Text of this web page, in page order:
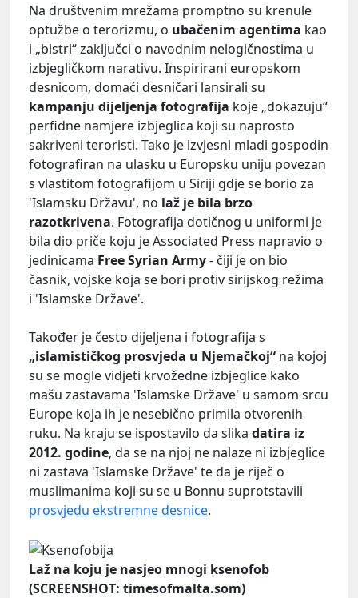
Na društvenim mrežama promptno su krenule
optužbe o terorizmu, o ubačenim agentima kao
i „bistri“ zaključci o navodnim nelogičnostima u
izbjegličkom narativu. Inspirirani europskom
desnicom, domaći desničari lansirali su
kampanju dijeljenja fotografija koje „dokazuju“
perfidne namjere izbjeglica koji su naprosto
sakriveni teroristi. Tako je izvjesni mladi gospodin
fotografiran na ulasku u Europsku uniju povezan
s vlastitom fotografijom u Siriji gdje se borio za
'Islamsku Državu', no laž je bila brzo
razotkrivena. Fotografija dotičnog u uniformi je
bila dio priče koju je Associated Press napravio o
jedinicama Free Syrian Army- čiji je on bio
časnik, vojske koja se bori protiv sirijskog režima
i 'Islamske Države'.
Također je često dijeljena i fotografija s
„islamističkog prosvjeda u Njemačkoj“ na kojoj
su se mogle vidjeti krvožedne izbjeglice kako
mašu zastavama 'Islamske Države' u samom srcu
Europe koja ih je nesebično primila otvorenih
ruku. Na kraju se ispostavilo da slika datira iz
2012. godine, da se na njoj ne nalaze ni izbjeglice
ni zastava 'Islamske Države' te da je riječ o
muslimanima koji su se u Bonnu suprotstavili
prosvjedu ekstremne desnice.
Laž na koju je nasjeo mnogi ksenofob
(SCREENSHOT: timesofmalta.som)